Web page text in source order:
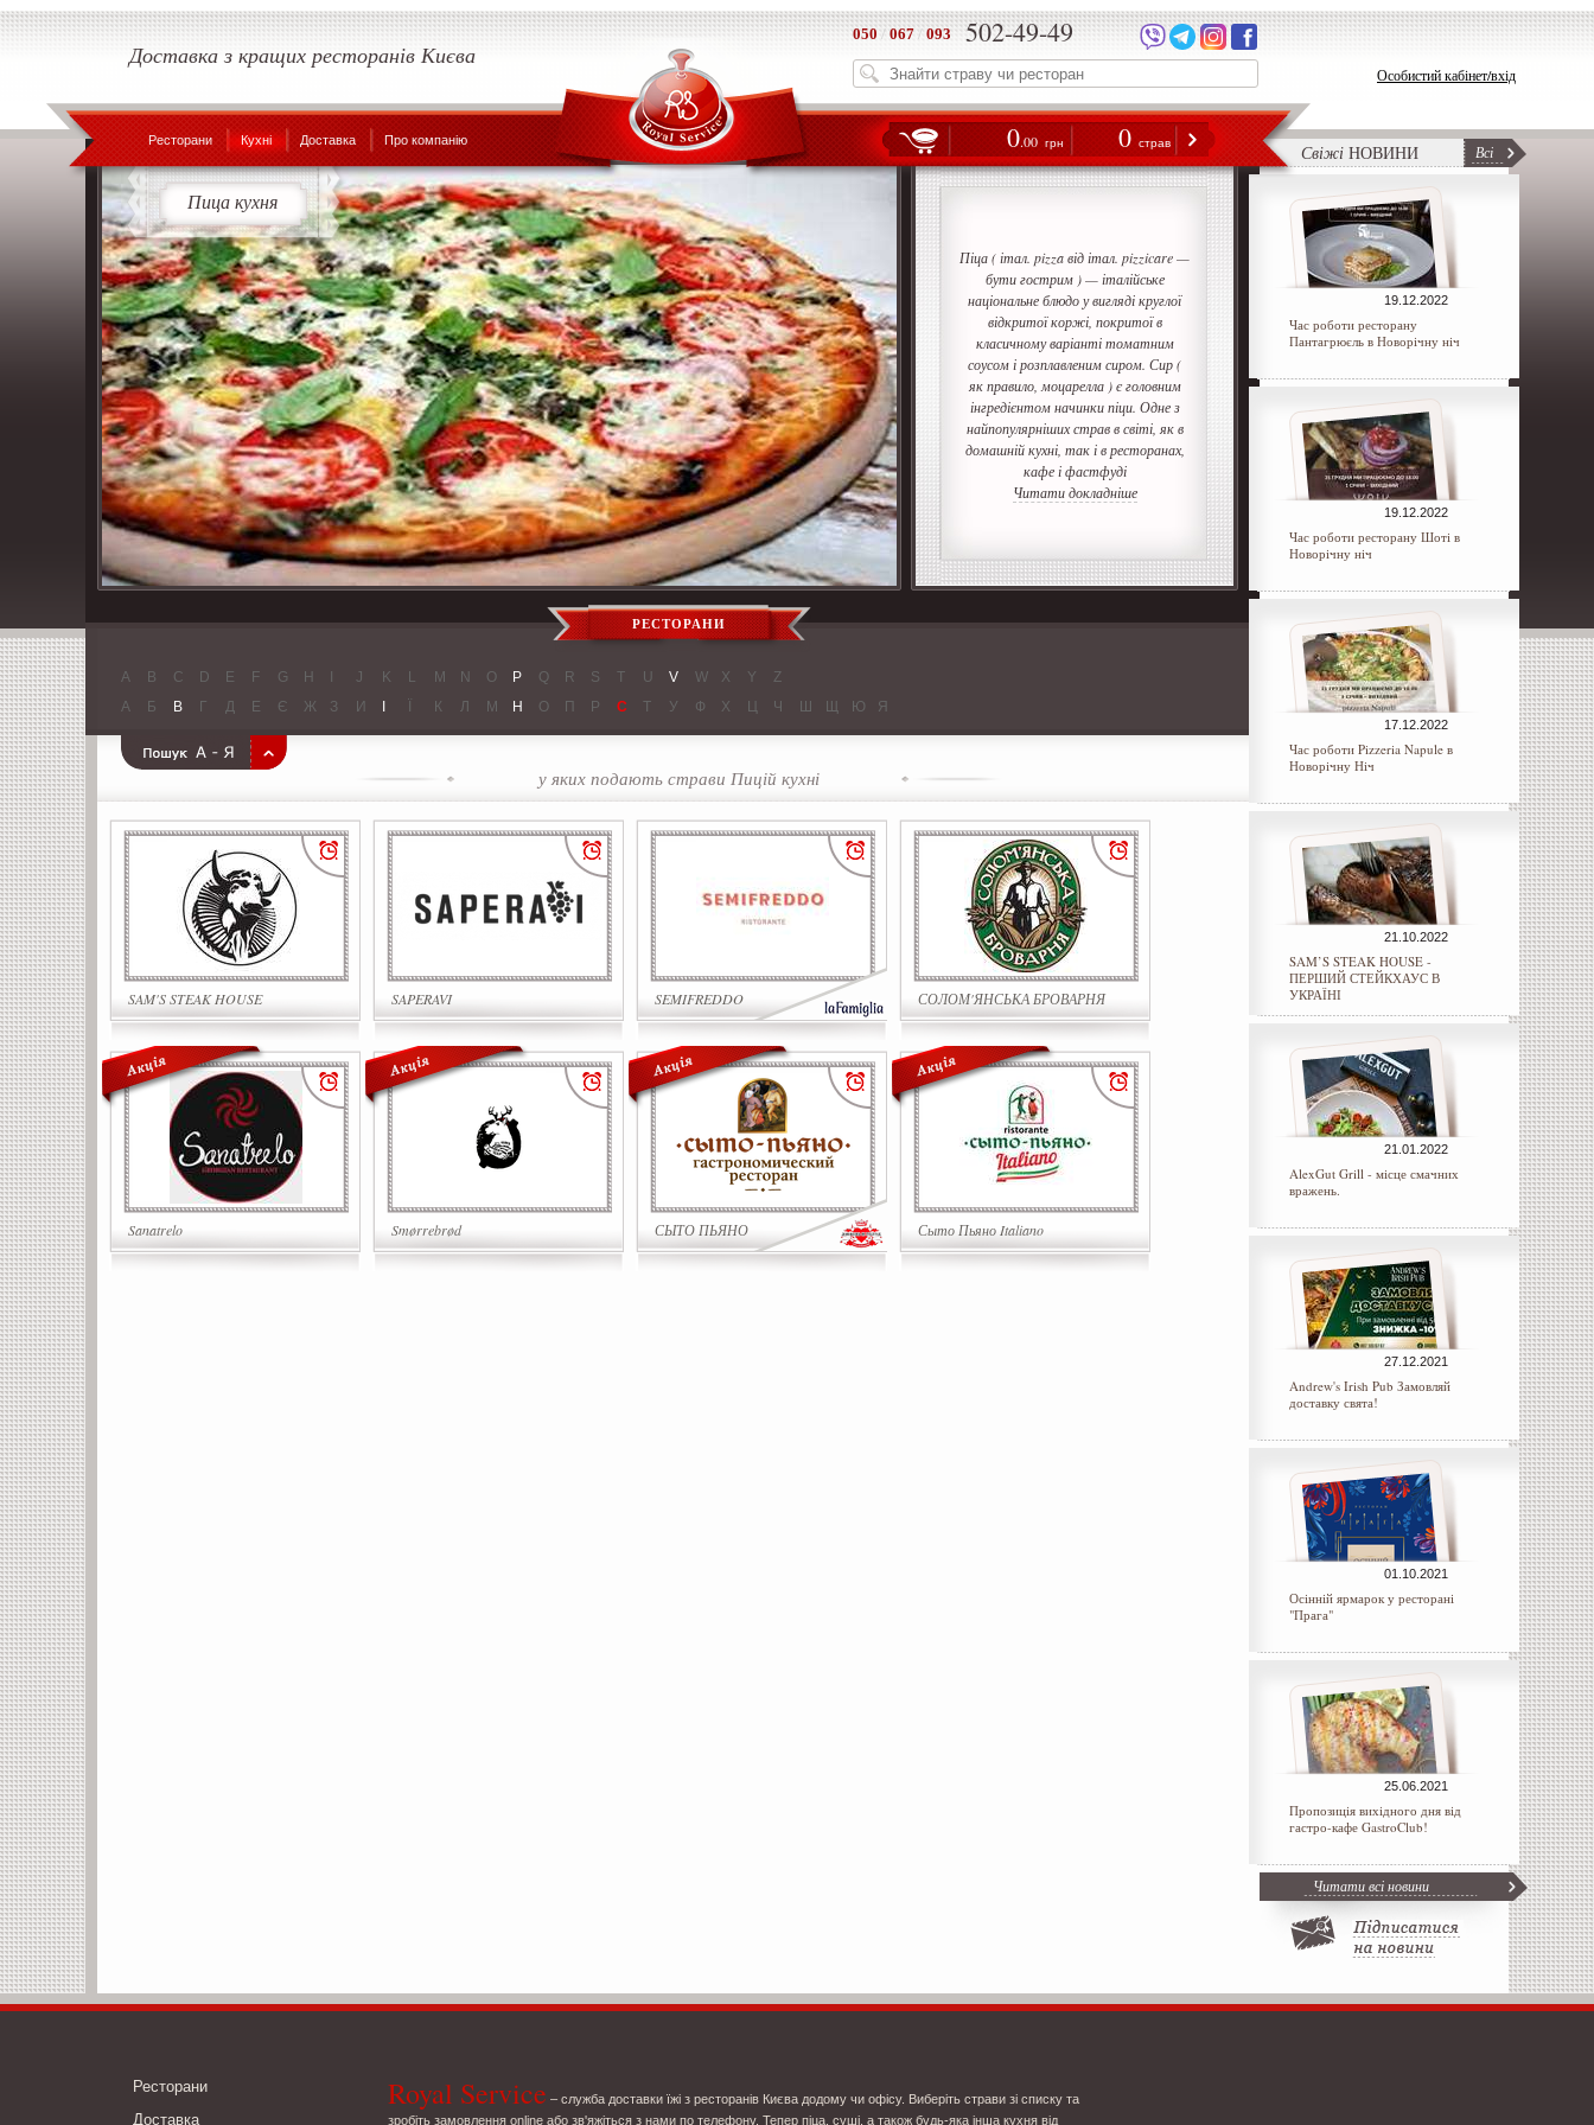
Особистий кабінет/вхід
Доставка з кращих ресторанів Києва
050/ 067 /093 502-49-49
Ресторани Кухні Доставка Про компанію 0.00 грн 0 страв
Пица кухня
Піца ( італ. pizza від італ. pizzicare —
бути гострим ) — італійське
національне блюдо у вигляді круглої
відкритої коржі, покритої в
класичному варіанті томатним
соусом і розплавленим сиром. Сир (
як правило, моцарелла ) є головним
інгредієнтом начинки піци. Одне з
найпопулярніших страв в світі, як в
домашній кухні, так і в ресторанах,
кафе і фастфуді
Читати докладніше
РЕСТОРАНИ
A B C D E F G H J K L M N O P Q R S T U V W X Y
Z
А
Б В Г Д Е Є Ж З И К Л М Н О П Р С Т У Ф Х Ц Ч Ш Щ Ю Я
у яких подають страви Пицій кухні
SAM'S STEAK HOUSE SAPERAVI SEMIFREDDO СОЛОМ'ЯНСЬКА БРОВАРНЯ
Sanatrelo Smørrebrød СЫТО ПЬЯНО Сыто Пьяно Italiano
Свіжі НОВИНИ Всі
19.12.2022
Час роботи ресторану
Пантагрюєль в Новорічну ніч
19.12.2022
Час роботи ресторану Шоті в
Новорічну ніч
17.12.2022
Час роботи Pizzeria Napule в
Новорічну Ніч
21.10.2022
SAM’S STEAK HOUSE -
ПЕРШИЙ СТЕЙКХАУС В
УКРАЇНІ
21.01.2022
AlexGut Grill - місце смачних
вражень.
27.12.2021
Andrew's Irish Pub Замовляй
доставку свята!
01.10.2021
Осінній ярмарок у ресторані
"Прага"
25.06.2021
Пропозиція вихідного дня від
гастро-кафе GastroClub!
Читати всі новини
Ресторани
Доставка
Royal Service – служба доставки їжі з ресторанів Києва додому чи офісу. Виберіть страви зі списку та
зробіть замовлення online або зв'яжіться з нами по телефону. Тепер піца, суші, а також будь-яка інша кухня від